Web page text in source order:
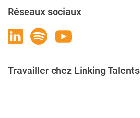
Réseaux sociaux
Travailler chez Linking Talents